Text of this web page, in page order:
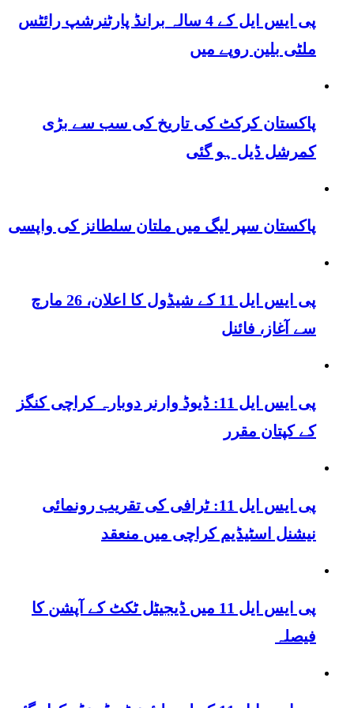
پی ایس ایل کے 4 سالہ برانڈ پارٹنرشپ رائٹس
ملٹی بلین روپے میں
پاکستان کرکٹ کی تاریخ کی سب سے بڑی
کمرشل ڈیل ہو گئی
پاکستان سپر لیگ میں ملتان سلطانز کی واپسی
پی ایس ایل 11 کے شیڈول کا اعلان، 26 مارچ
سے آغاز، فائنل
پی ایس ایل 11: ڈیوڈ وارنر دوبارہ کراچی کنگز
کے کپتان مقرر
پی ایس ایل 11: ٹرافی کی تقریب رونمائی
نیشنل اسٹیڈیم کراچی میں منعقد
پی ایس ایل 11 میں ڈیجیٹل ٹکٹ کے آپشن کا
فیصلہ